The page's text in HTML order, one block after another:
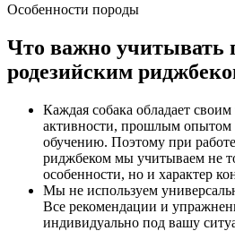
Особенности породы
Что важно учитывать
родезийским
Каждая собака обладает
активности, прошлым опытом
обучению. Поэтому при
риджбеком мы учитываем не
особенности, но и характер
Мы не используем
Все рекомендации и
индивидуально под вашу